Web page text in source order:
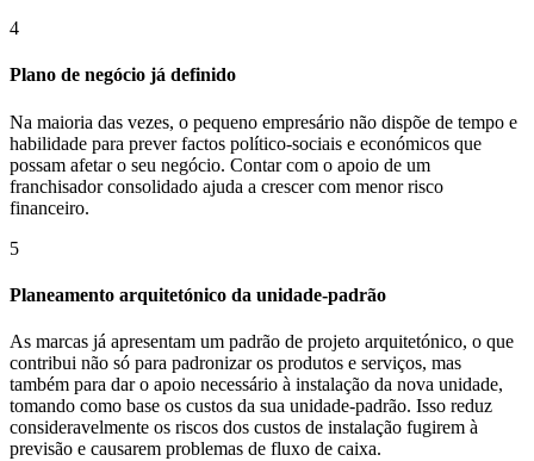
4
Plano de negócio já definido
Na maioria das vezes, o pequeno empresário não dispõe de tempo e
habilidade para prever factos político-sociais e económicos que
possam afetar o seu negócio. Contar com o apoio de um
franchisador consolidado ajuda a crescer com menor risco
financeiro.
5
Planeamento arquitetónico da unidade-padrão
As marcas já apresentam um padrão de projeto arquitetónico, o que
contribui não só para padronizar os produtos e serviços, mas
também para dar o apoio necessário à instalação da nova unidade,
tomando como base os custos da sua unidade-padrão. Isso reduz
consideravelmente os riscos dos custos de instalação fugirem à
previsão e causarem problemas de fluxo de caixa.